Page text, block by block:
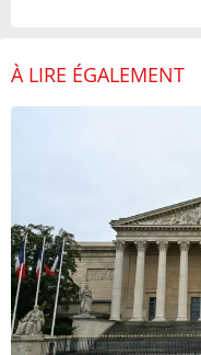
À LIRE ÉGALEMENT